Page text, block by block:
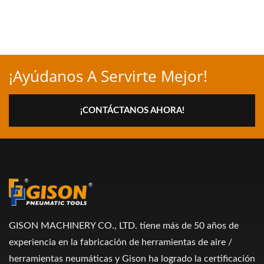
¡Ayúdanos A Servirte Mejor!
¡CONTÁCTANOS AHORA!
GISON MACHINERY CO., LTD. tiene más de 50 años de
experiencia en la fabricación de herramientas de aire /
herramientas neumáticas y Gison ha logrado la certificación